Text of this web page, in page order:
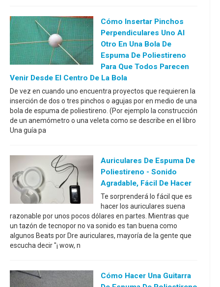
Cómo Insertar Pinchos
Perpendiculares Uno Al
Otro En Una Bola De
Espuma De Poliestireno
Para Que Todos Parecen
Venir Desde El Centro De La Bola
De vez en cuando uno encuentra proyectos que requieren la
inserción de dos o tres pinchos o agujas por en medio de una
bola de espuma de poliestireno. (Por ejemplo la construcción
de un anemómetro o una veleta como se describe en el libro
Una guía pa
Auriculares De Espuma De
Poliestireno - Sonido
Agradable, Fácil De Hacer
Te sorprenderá lo fácil que es
hacer los auriculares suena
razonable por unos pocos dólares en partes. Mientras que
un tazón de tecnopor no va sonido es tan buena como
algunos Beats por Dre auriculares, mayoría de la gente que
escucha decir "¡ wow, n
Cómo Hacer Una Guitarra